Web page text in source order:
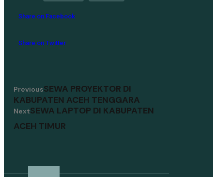
Share on Facebook
Share on Twitter
PreviousSEWA PROYEKTOR DI
KABUPATEN ACEH TENGGARA
NextSEWA LAPTOP DI KABUPATEN
ACEH TIMUR